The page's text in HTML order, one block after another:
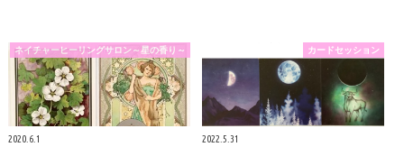
ネイチャーヒーリングサロン～星の香り～
2020.6.1
カードセッション
2022.5.31